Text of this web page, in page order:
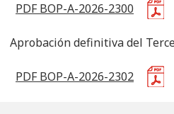
PDF BOP-A-2026-2300
Aprobación definitiva del
PDF BOP-A-2026-2302